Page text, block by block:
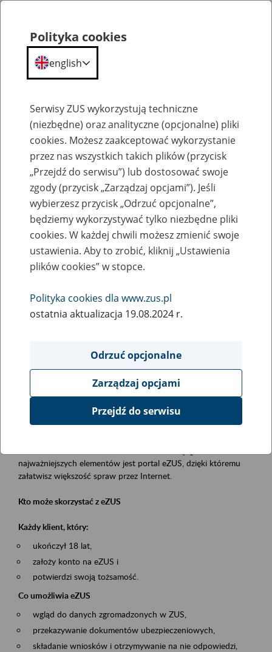
Szkolenia
Zaproś ZUS do siebie - zakładanie profili
eZUS w siedzibie Twojej firmy
Rodzaj wydarzenia
Szkolenia
obsługa klientów
Event description
Platforma Usług Elektronicznych eZUS
najważniejszych elementów jest portal eZUS, dzięki któremu
załatwisz większość spraw przez Internet.
Kto może skorzystać z eZUS
Każdy klient, który:
ukończył 18 lat,
założy konto na eZUS i
potwierdzi swoją tożsamość.
Co umożliwia eZUS
wgląd do danych zgromadzonych w ZUS,
przekazywanie dokumentów ubezpieczeniowych,
składanie wniosków i otrzymywanie na nie odpowiedzi,
Polityka cookies
english
Serwisy ZUS wykorzystują techniczne
(niezbędne) oraz analityczne (opcjonalne) pliki
cookies. Możesz zaakceptować wykorzystanie
przez nas wszystkich takich plików (przycisk
„Przejdź do serwisu”) lub dostosować swoje
zgody (przycisk „Zarządzaj opcjami”). Jeśli
wybierzesz przycisk „Odrzuć opcjonalne”,
będziemy wykorzystywać tylko niezbędne pliki
cookies. W każdej chwili możesz zmienić swoje
ustawienia. Aby to zrobić, kliknij „Ustawienia
plików cookies” w stopce.
Polityka cookies dla www.zus.pl
ostatnia aktualizacja 19.08.2024 r.
Odrzuć opcjonalne
Zarządzaj opcjami
Przejdź do serwisu